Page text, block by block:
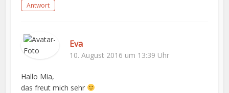
Antwort
Eva
10. August 2016 um 13:39 Uhr
Hallo Mia,
das freut mich sehr